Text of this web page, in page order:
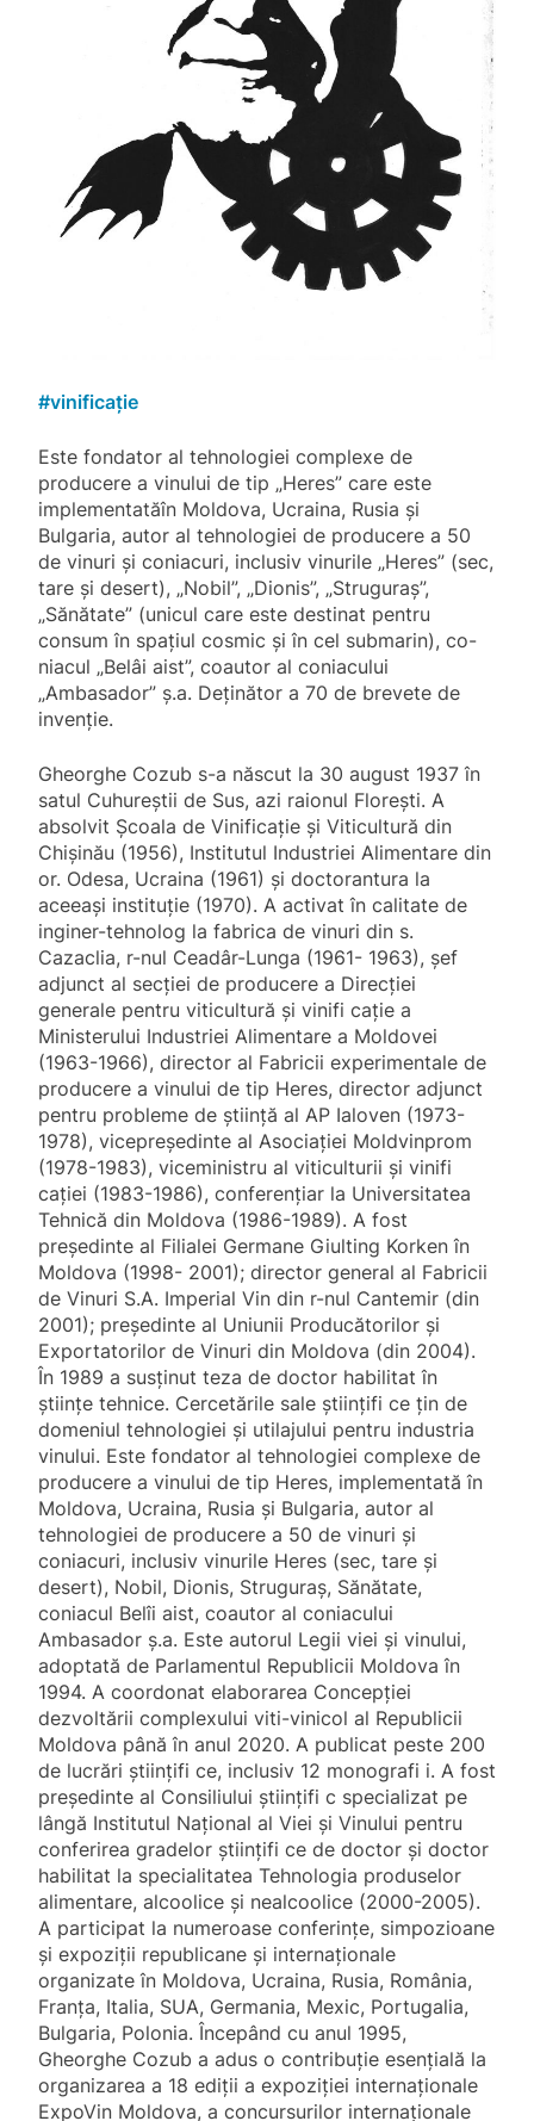
#vinificație
Este fondator al tehnologiei com­plexe de
producere a vinului de tip „Heres” care este
implementatăîn Moldova, Ucraina, Rusia şi
Bulgaria, autor al tehnologiei de pro­ducere a 50
de vinuri şi coniacuri, inclusiv vinurile „Heres” (sec,
tare şi desert), „Nobil”, „Dionis”, „Struguraş”,
„Sănătate” (unicul care es­te destinat pentru
consum în spaţiul cosmic şi în cel submarin), co­
niacul „Belâi aist”, coautor al coniacului
„Ambasador” ş.a. Deţinător a 70 de brevete de
invenţie.
Gheorghe Cozub s-a născut la 30 august 1937 în
satul Cuhureştii de Sus, azi raionul Floreşti. A
absolvit Şcoala de Vinificaţie şi Viticultură din
Chişinău (1956), Institutul Industriei Alimentare din
or. Odesa, Ucraina (1961) şi doctorantura la
aceeaşi instituţie (1970). A activat în calitate de
inginer-tehnolog la fabrica de vinuri din s.
Cazaclia, r-nul Ceadâr-Lunga (1961- 1963), şef
adjunct al secţiei de producere a Direcţiei
generale pentru viticultură şi vinifi caţie a
Ministerului Industriei Alimentare a Moldovei
(1963-1966), director al Fabricii experimentale de
producere a vinului de tip Heres, director adjunct
pentru probleme de ştiinţă al AP Ialoven (1973-
1978), vicepreşedinte al Asociaţiei Moldvinprom
(1978-1983), viceministru al viticulturii şi vinifi
caţiei (1983-1986), conferenţiar la Universitatea
Tehnică din Moldova (1986-1989). A fost
preşedinte al Filialei Germane Giulting Korken în
Moldova (1998- 2001); director general al Fabricii
de Vinuri S.A. Imperial Vin din r-nul Cantemir (din
2001); preşedinte al Uniunii Producătorilor şi
Exportatorilor de Vinuri din Moldova (din 2004).
În 1989 a susţinut teza de doctor habilitat în
ştiinţe tehnice. Cercetările sale ştiinţifi ce ţin de
domeniul tehnologiei şi utilajului pentru industria
vinului. Este fondator al tehnologiei complexe de
producere a vinului de tip Heres, implementată în
Moldova, Ucraina, Rusia şi Bulgaria, autor al
tehnologiei de producere a 50 de vinuri şi
coniacuri, inclusiv vinurile Heres (sec, tare şi
desert), Nobil, Dionis, Struguraş, Sănătate,
coniacul Belîi aist, coautor al coniacului
Ambasador ş.a. Este autorul Legii viei şi vinului,
adoptată de Parlamentul Republicii Moldova în
1994. A coordonat elaborarea Concepţiei
dezvoltării complexului viti-vinicol al Republicii
Moldova până în anul 2020. A publicat peste 200
de lucrări ştiinţifi ce, inclusiv 12 monografi i. A fost
preşedinte al Consiliului ştiinţifi c specializat pe
lângă Institutul Naţional al Viei şi Vinului pentru
conferirea gradelor ştiinţifi ce de doctor şi doctor
habilitat la specialitatea Tehnologia produselor
alimentare, alcoolice şi nealcoolice (2000-2005).
A participat la numeroase conferinţe, simpozioane
şi expoziţii republicane şi internaţionale
organizate în Moldova, Ucraina, Rusia, România,
Franţa, Italia, SUA, Germania, Mexic, Portugalia,
Bulgaria, Polonia. Începând cu anul 1995,
Gheorghe Cozub a adus o contribuţie esenţială la
organizarea a 18 ediţii a expoziţiei internaţionale
ExpoVin Moldova, a concursurilor internaţionale